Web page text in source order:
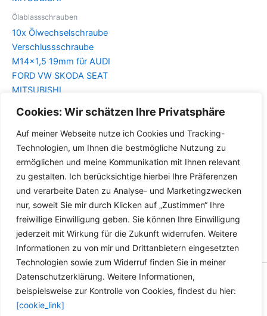
Cookies: Wir schätzen Ihre Privatsphäre
Auf meiner Webseite nutze ich Cookies und Tracking-
Technologien, um Ihnen die bestmögliche Nutzung zu
ermöglichen und meine Kommunikation mit Ihnen relevant
zu gestalten. Ich berücksichtige hierbei Ihre Präferenzen
und verarbeite Daten zu Analyse- und Marketingzwecken
nur, soweit Sie mir durch Klicken auf „Zustimmen“ Ihre
freiwillige Einwilligung geben. Sie können Ihre Einwilligung
jederzeit mit Wirkung für die Zukunft widerrufen. Weitere
Informationen zu von mir und Drittanbietern eingesetzten
Technologien sowie zum Widerruf finden Sie in meiner
Datenschutzerklärung. Weitere Informationen,
beispielsweise zur Kontrolle von Cookies, findest du hier:
[cookie_link]
Ölablassschrauben
10x Ölwechselschraube
Verschlussschraube
M14x1,5 19mm für AUDI
FORD VW SKODA SEAT
MITSUBISHI
Details
Copyright © 2026 Versandhandel für Fahrzeugteile, Ersatzteile
für: SMART BMW VW - Zubehör für Werkstätten.